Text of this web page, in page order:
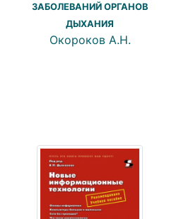
ЗАБОЛЕВАНИЙ ОРГАНОВ
ДЫХАНИЯ
Окороков А.Н.